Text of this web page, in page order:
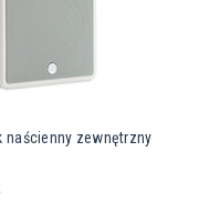
naścienny zewnętrzny